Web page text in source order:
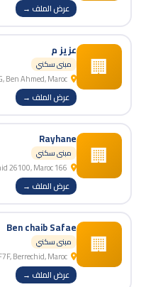
عرض الملف →
🏢 عزيز م
مبنى سكني
عرض الملف →
🏢
Rayhane
مبنى سكني
عرض الملف →
🏢
Ben chaib Safae
مبنى سكني
عرض الملف →